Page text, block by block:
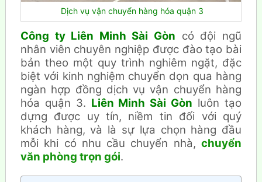
Dịch vụ vận chuyển hàng hóa quận 3
Công ty Liên Minh Sài Gòn có đội ngũ
nhân viên chuyên nghiệp được đào tạo bài
bản theo một quy trình nghiêm ngặt, đặc
biệt với kinh nghiệm chuyển dọn qua hàng
ngàn hợp đồng dịch vụ vận chuyển hàng
hóa quận 3. Liên Minh Sài Gòn luôn tạo
dựng được uy tín, niềm tin đối với quý
khách hàng, và là sự lựa chọn hàng đầu
mỗi khi có nhu cầu chuyển nhà,chuyển
văn phòng trọn gói.